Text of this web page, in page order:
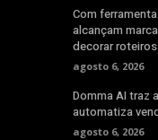
Com
alcançam
decorar roteiros
agosto 6, 2026
Domma AI traz
automatiza
agosto 6, 2026